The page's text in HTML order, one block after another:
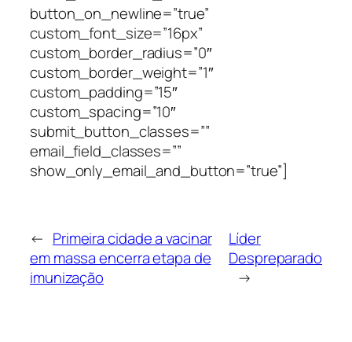
button_on_newline=”true”
custom_font_size=”16px”
custom_border_radius=”0″
custom_border_weight=”1″
custom_padding=”15″
custom_spacing=”10″
submit_button_classes=””
email_field_classes=””
show_only_email_and_button=”true”]
← Primeira cidade a vacinar
em massa encerra etapa de
imunização
Líder
Despreparado
→